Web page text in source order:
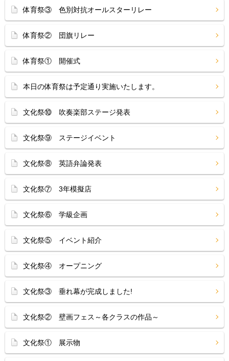
体育祭③ 色別対抗オールスターリレー
体育祭② 団旗リレー
体育祭① 開催式
本日の体育祭は予定通り実施いたします。
文化祭⑩ 吹奏楽部ステージ発表
文化祭⑨ ステージイベント
文化祭⑧ 英語弁論発表
文化祭⑦ 3年模擬店
文化祭⑥ 学級企画
文化祭⑤ イベント紹介
文化祭④ オープニング
文化祭③ 垂れ幕が完成しました!
文化祭② 壁画フェス～各クラスの作品～
文化祭① 展示物